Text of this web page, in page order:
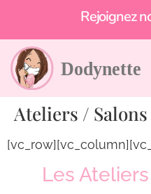
Rejoignez
Ateliers / Salons
Les Ateliers